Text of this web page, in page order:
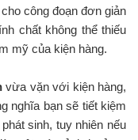
công đoạn đơn giản
chất không thể thiếu
mỹ của kiện hàng.
vừa vặn với kiện hàng,
nghĩa bạn sẽ tiết kiệm
sinh, tuy nhiên nếu